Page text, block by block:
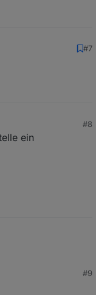
#7
#8
ein
#9